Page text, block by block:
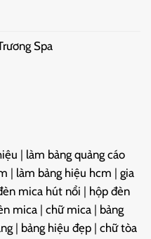
Spa
| làm bảng quảng cáo
| làm bảng hiệu hcm | gia
mica hút nổi | hộp đèn
mica | chữ mica | bảng
| bảng hiệu đẹp | chữ tòa